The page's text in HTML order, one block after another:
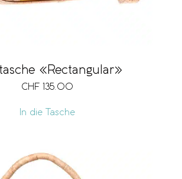
«Rectangular»
CHF 135.00
In die Tasche